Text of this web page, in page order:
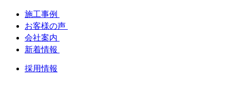
施工事例
お客様の声
会社案内
新着情報
採用情報